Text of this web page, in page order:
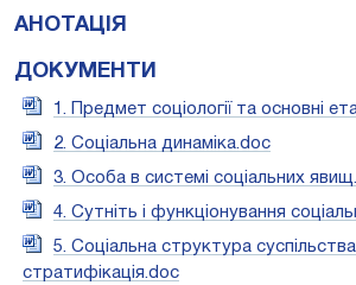
АНОТАЦІЯ
ДОКУМЕНТИ
1. Предмет соціології та основні
2. Соціальна динаміка.doc
3. Особа в системі соціальних
4. Сутніть і функціонування
5. Соціальна структура
стратифікація.doc